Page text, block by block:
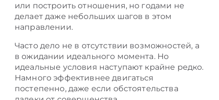
или построить отношения, но годами не
делает даже небольших шагов в этом
направлении.
Часто дело не в отсутствии возможностей, а
в ожидании идеального момента. Но
идеальные условия наступают крайне редко.
Намного эффективнее двигаться
постепенно, даже если обстоятельства